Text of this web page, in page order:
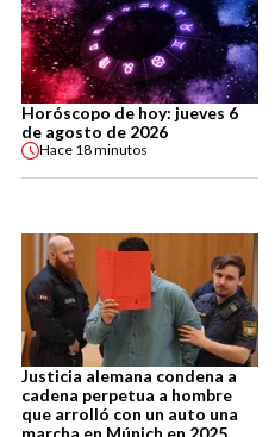
Horóscopo de hoy: jueves 6
de agosto de 2026
Hace 18 minutos
Justicia alemana condena a
cadena perpetua a hombre
que arrolló con un auto una
marcha en Múnich en 2025